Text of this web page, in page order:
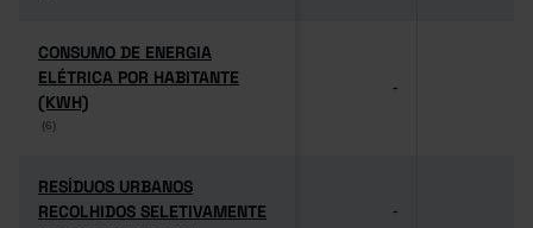
CONSUMO DE ENERGIA
ELÉTRICA POR HABITANTE
(KWH)
(6)
CONSUMO DE ENERGIA
ELÉTRICA POR HABITANTE
(KWH)
(6)
-
RESÍDUOS URBANOS
RECOLHIDOS SELETIVAMENTE
RESÍDUOS URBANOS
RECOLHIDOS SELETIVAMENTE
-